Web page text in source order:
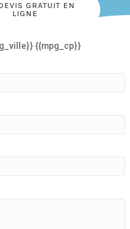
GRATUIT EN
LIGNE
{{mpg_cp}}